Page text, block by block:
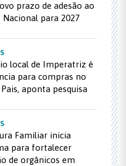
prazo de adesão ao
Nacional para 2027
local de Imperatriz é
para compras no
aponta pesquisa
Familiar inicia
para fortalecer
de orgânicos em